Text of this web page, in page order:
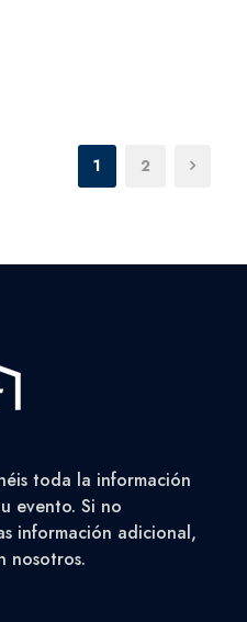
1 2
toda la información
evento. Si no
información adicional,
nosotros.